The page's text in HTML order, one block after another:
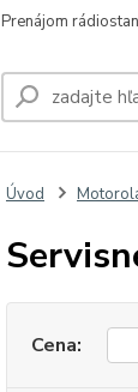
Prenájom
Úvod
Cena: